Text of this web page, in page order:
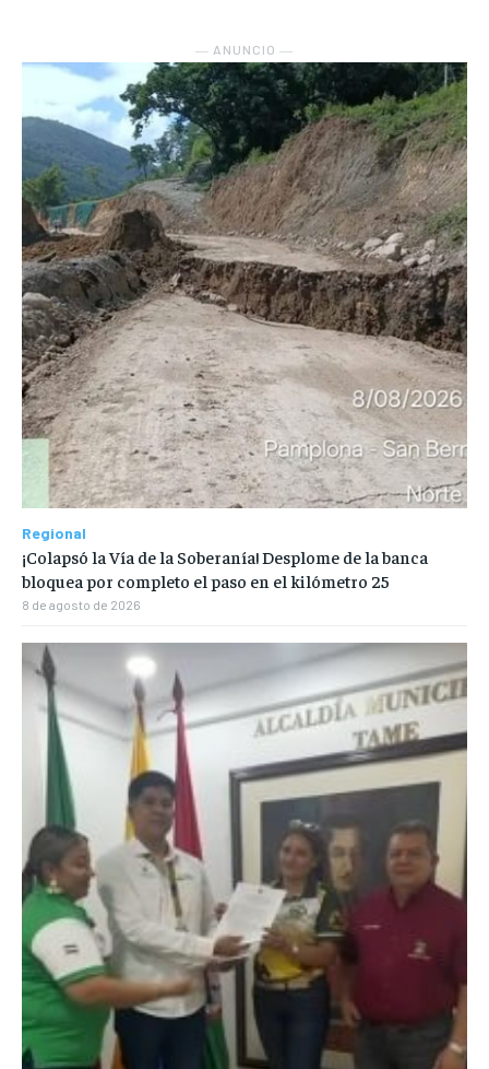
― ANUNCIO ―
Regional
¡Colapsó la Vía de la Soberanía! Desplome de la banca
bloquea por completo el paso en el kilómetro 25
8 de agosto de 2026